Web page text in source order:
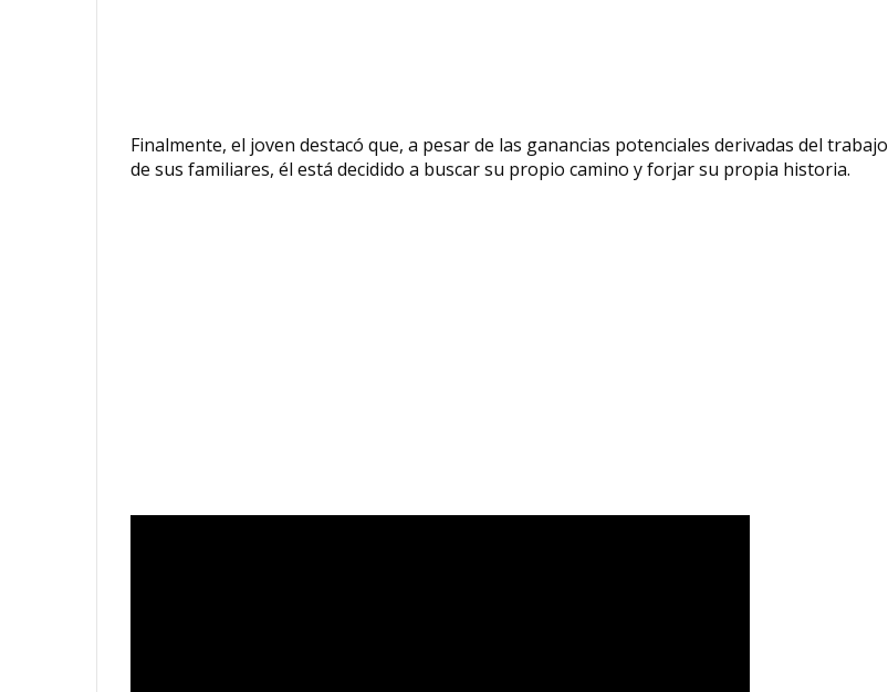
Finalmente, el joven destacó que, a pesar de las ganancias potenciales derivadas del trabajo
de sus familiares, él está decidido a buscar su propio camino y forjar su propia historia.